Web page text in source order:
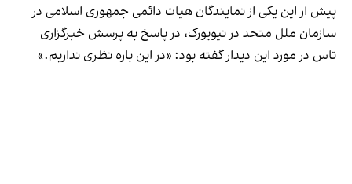
پیش از این یکی از نمایندگان هیات دائمی جمهوری اسلامی در
سازمان ملل متحد در نیویورک، در پاسخ به پرسش خبرگزاری
تاس در مورد این دیدار گفته بود: «در این باره نظری نداریم.»